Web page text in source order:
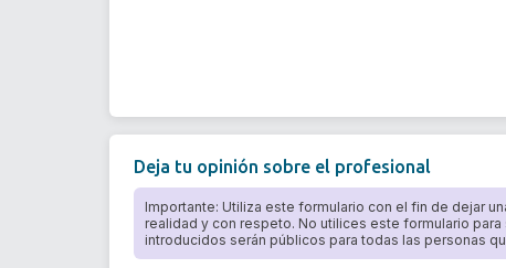
Deja tu opinión sobre el profesional
Importante: Utiliza este formulario con el fin de dejar
realidad y con respeto. No utilices este formulario
introducidos serán públicos para todas las personas